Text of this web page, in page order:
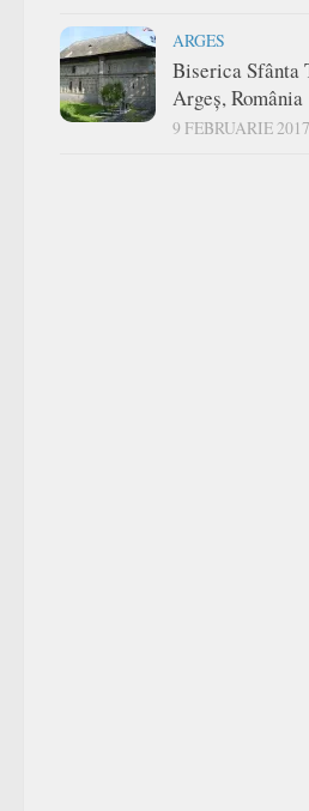
ARGES
Biserica Sfânta
Argeș, România
9 FEBRUARIE 2017